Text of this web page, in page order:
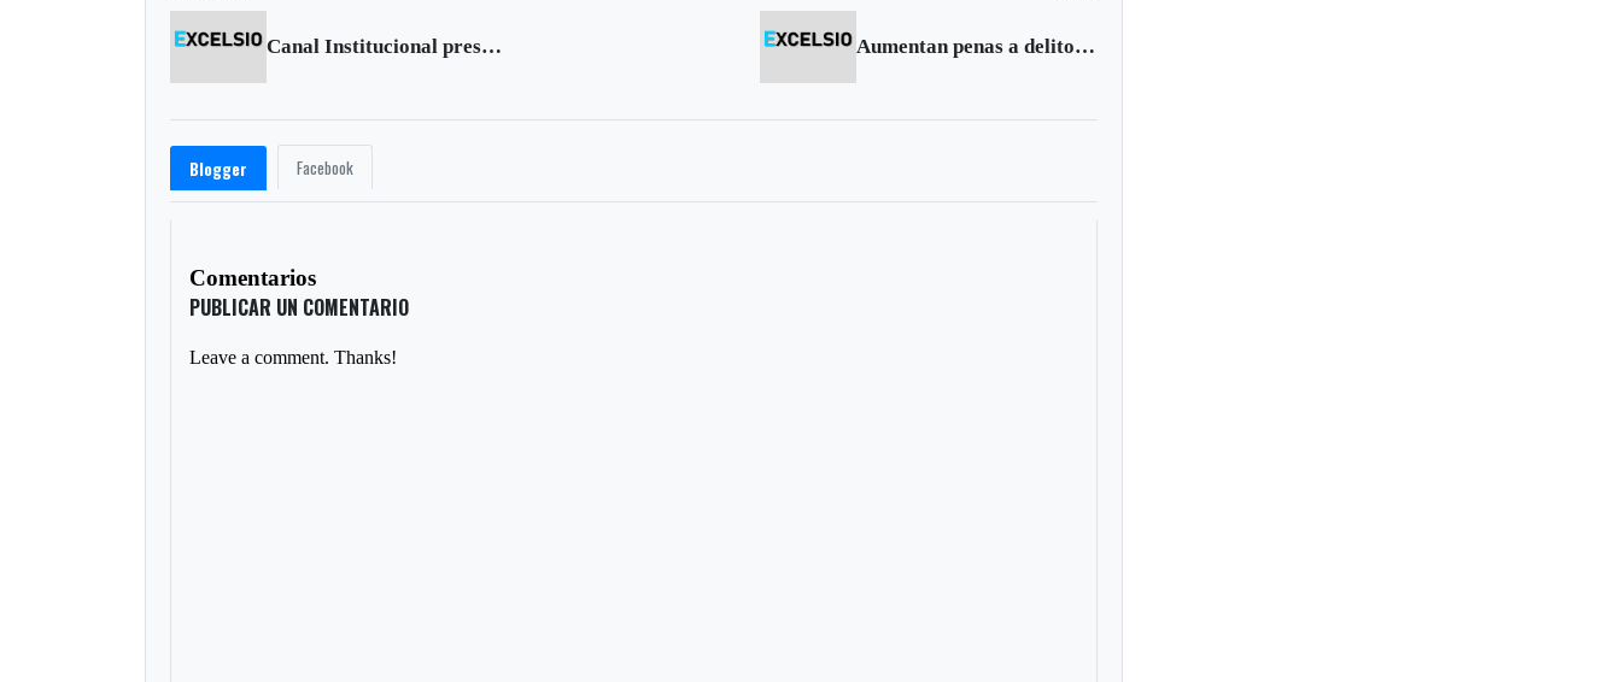
Canal Institucional presentará programa sobre Sogamoso Aumentan penas a delitos de impacto social como el ‘paseo millonario’
Blogger Facebook
Comentarios
PUBLICAR UN COMENTARIO
Leave a comment. Thanks!